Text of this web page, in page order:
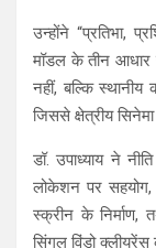
उन्होंने “प्रतिभा,
मॉडल के तीन आधार
नहीं, बल्कि स्थानीय
जिससे क्षेत्रीय
डॉ. उपाध्याय ने
लोकेशन पर सहयोग,
स्क्रीन के निर्माण,
सिंगल विंडो क्लीयरेंस